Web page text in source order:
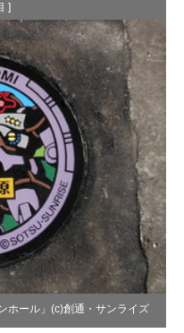
]
ホール」(c)創通・サンライズ